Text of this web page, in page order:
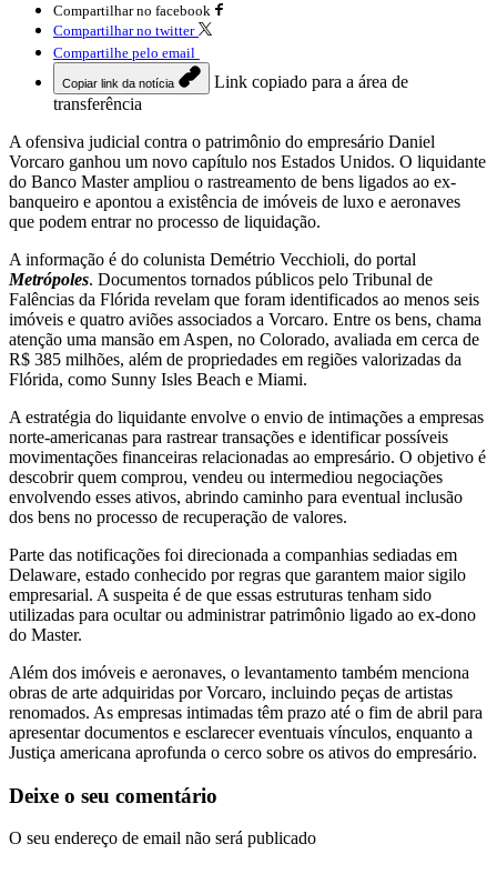
Compartilhar no facebook
Compartilhar no twitter
Compartilhe pelo email
Copiar link da notícia
Link copiado para a área de
transferência
A ofensiva judicial contra o patrimônio do empresário Daniel
Vorcaro ganhou um novo capítulo nos Estados Unidos. O liquidante
do Banco Master ampliou o rastreamento de bens ligados ao ex-
banqueiro e apontou a existência de imóveis de luxo e aeronaves
que podem entrar no processo de liquidação.
A informação é do colunista Demétrio Vecchioli, do portal
Metrópoles. Documentos tornados públicos pelo Tribunal de
Falências da Flórida revelam que foram identificados ao menos seis
imóveis e quatro aviões associados a Vorcaro. Entre os bens, chama
atenção uma mansão em Aspen, no Colorado, avaliada em cerca de
R$ 385 milhões, além de propriedades em regiões valorizadas da
Flórida, como Sunny Isles Beach e Miami.
A estratégia do liquidante envolve o envio de intimações a empresas
norte-americanas para rastrear transações e identificar possíveis
movimentações financeiras relacionadas ao empresário. O objetivo é
descobrir quem comprou, vendeu ou intermediou negociações
envolvendo esses ativos, abrindo caminho para eventual inclusão
dos bens no processo de recuperação de valores.
Parte das notificações foi direcionada a companhias sediadas em
Delaware, estado conhecido por regras que garantem maior sigilo
empresarial. A suspeita é de que essas estruturas tenham sido
utilizadas para ocultar ou administrar patrimônio ligado ao ex-dono
do Master.
Além dos imóveis e aeronaves, o levantamento também menciona
obras de arte adquiridas por Vorcaro, incluindo peças de artistas
renomados. As empresas intimadas têm prazo até o fim de abril para
apresentar documentos e esclarecer eventuais vínculos, enquanto a
Justiça americana aprofunda o cerco sobre os ativos do empresário.
Deixe o seu comentário
O seu endereço de email não será publicado